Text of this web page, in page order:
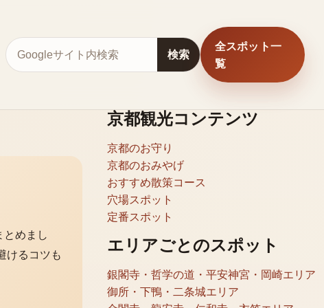
サイト内検索
検索
全スポット一
覧
とめまし
けるコツも
京都観光コンテンツ
京都のお守り
京都のおみやげ
おすすめ散策コース
穴場スポット
定番スポット
エリアごとのスポット
銀閣寺・哲学の道・平安神宮・岡崎エリア
御所・下鴨・二条城エリア